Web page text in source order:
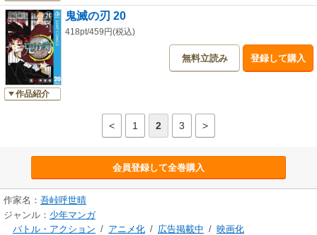
作品紹介
鬼滅の刃 20
418pt/459円(税込)
無料立読み 登録して購入
< 1 2 3 >
会員登録して全巻購入
作家名： 吾峠呼世晴
ジャンル： 少年マンガ
バトル・アクション / アニメ化 / 広告掲載中 / 映画化